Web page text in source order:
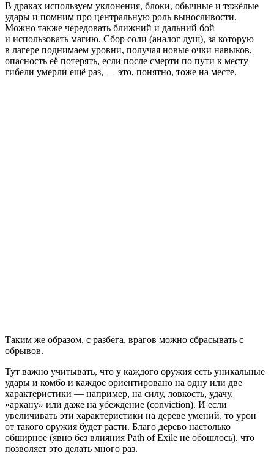
В драках используем уклонения, блоки, обычные и тяжёлые
удары и помним про центральную роль выносливости.
Можно также чередовать ближний и дальний бой
и использовать магию. Сбор соли (аналог душ), за которую
в лагере поднимаем уровни, получая новые очки навыков,
опасность её потерять, если после смерти по пути к месту
гибели умерли ещё раз, — это, понятно, тоже на месте.
Таким же образом, с разбега, врагов можно сбрасывать с
обрывов.
Тут важно учитывать, что у каждого оружия есть уникальные
удары и комбо и каждое ориентировано на одну или две
характеристики — например, на силу, ловкость, удачу,
«аркану» или даже на убеждение (conviction). И если
увеличивать эти характеристики на дереве умений, то урон
от такого оружия будет расти. Благо дерево настолько
обширное (явно без влияния Path of Exile не обошлось), что
позволяет это делать много раз.